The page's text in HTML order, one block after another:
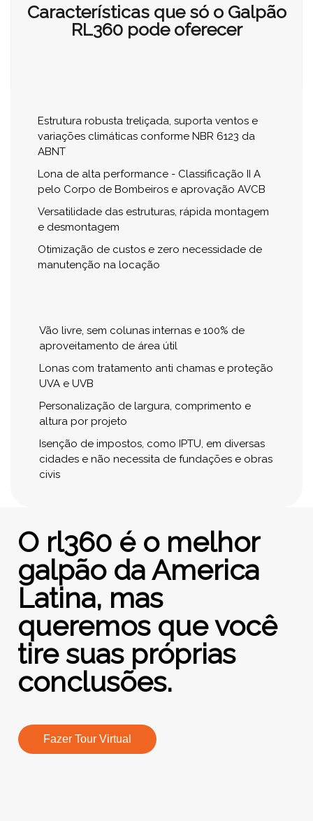
Características que só o Galpão
RL360 pode oferecer
Estrutura robusta treliçada, suporta ventos e
variações climáticas conforme NBR 6123 da
ABNT
Lona de alta performance - Classificação II A
pelo Corpo de Bombeiros e aprovação AVCB
Versatilidade das estruturas, rápida montagem
e desmontagem
Otimização de custos e zero necessidade de
manutenção na locação
Vão livre, sem colunas internas e 100% de
aproveitamento de área útil
Lonas com tratamento anti chamas e proteção
UVA e UVB
Personalização de largura, comprimento e
altura por projeto
Isenção de impostos, como IPTU, em diversas
cidades e não necessita de fundações e obras
civis
O rl360 é o melhor
galpão da America
Latina, mas
queremos que você
tire suas próprias
conclusões.
Fazer Tour Virtual